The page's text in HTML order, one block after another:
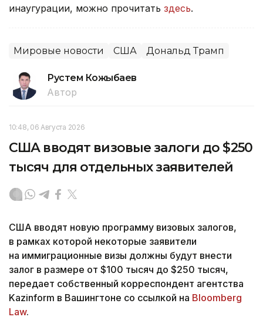
инаугурации, можно прочитать здесь.
Мировые новости США Дональд Трамп
Рустем Кожыбаев
Автор
10:48, 06 Августа 2026
США вводят визовые залоги до $250
тысяч для отдельных заявителей
США вводят новую программу визовых залогов,
в рамках которой некоторые заявители
на иммиграционные визы должны будут внести
залог в размере от $100 тысяч до $250 тысяч,
передает собственный корреспондент агентства
Kazinform в Вашингтоне со ссылкой на Bloomberg
Law.